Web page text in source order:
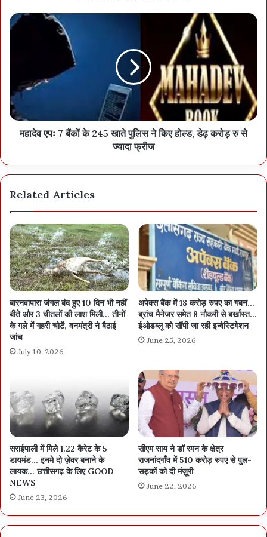
महादेव एपः 7 बैंकों के 245 खाते पुलिस ने किए होल्ड, डेढ़ करोड़ रु से
ज्यादा फ्रीज
Related Articles
बारनवापारा जंगल बंद हुए 10 दिन भी नहीं
बीते और 3 चीतलों की लाश मिली… तीनों
के गले में गहरी चोटें, वनमंत्री ने बैठाई
जांच
July 10, 2026
अपेक्स बैंक में 18 करोड़ रुपए का गबन…
ब्रांच मैनेजर समेत 8 नौकरी से बर्खास्त…
ईओडब्लू को सौंपी जा रही इन्वेस्टिगेशन
June 25, 2026
सराईपाली में मिले 1.22 कैरेट के 5
डायमंड… इनमे दो ज़ेवर बनाने के
लायक… छत्तीसगढ़ के लिए GOOD
NEWS
June 23, 2026
सीएम साय ने डॉ रमन के क्षेत्र
राजनांदगाँव में 510 करोड़ रुपए से पुल-
सड़कों को दी मंज़ूरी
June 22, 2026